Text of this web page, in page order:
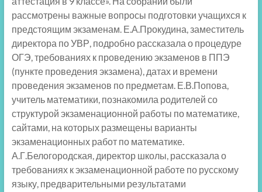
рассмотрены важные вопросы подготовки учащихся к
предстоящим экзаменам. Е.А.Прокудина, заместитель
директора по УВР, подробно рассказала о процедуре
ОГЭ, требованиях к проведению экзаменов в ППЭ
(пункте проведения экзамена), датах и времени
проведения экзаменов по предметам. Е.В.Попова,
учитель математики, познакомила родителей со
структурой экзаменационной работы по математике,
сайтами, на которых размещены варианты
экзаменационных работ по математике.
А.Г.Белогородская, директор школы, рассказала о
требованиях к экзаменационной работе по русскому
языку, предварительными результатами